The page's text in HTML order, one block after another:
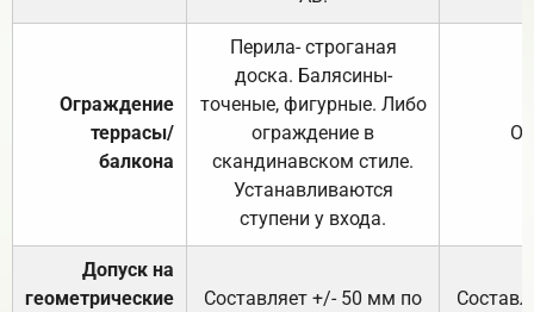
Ограждение
террасы/
балкона
Перила- строганая
доска. Балясины-
точеные, фигурные. Либо
ограждение в
скандинавском стиле.
Устанавливаются
ступени у входа.
Допуск на
геометрические
Составляет +/- 50 мм по